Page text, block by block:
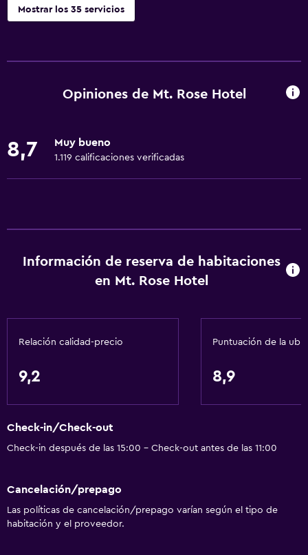
Mostrar los 35 servicios
Wifi gratis
Extinguidor
Calefacción
Accesibilidad y adecuación
Almohada sin plumas
Plantas superiores accesibles por escaleras
Baño
Opiniones de Mt. Rose Hotel
8,7 Muy bueno
1.119 calificaciones verificadas
Información de reserva de habitaciones
en Mt. Rose Hotel
Relación calidad-precio
9,2
Puntuación de la
8,9
Check-in/Check-out
Check-in después de las 15:00 - Check-out antes de las 11:00
Cancelación/prepago
Las políticas de cancelación/prepago varían según el tipo de
habitación y el proveedor.